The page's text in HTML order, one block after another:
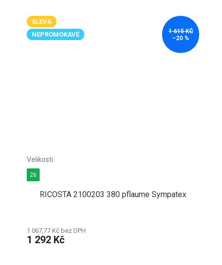
SLEVA
NEPROMOKAVÉ
1 615 KČ
–20 %
RICOSTA 2100203 380 pflaume Sympatex
1 067,77 Kč bez DPH
1 292 Kč
26